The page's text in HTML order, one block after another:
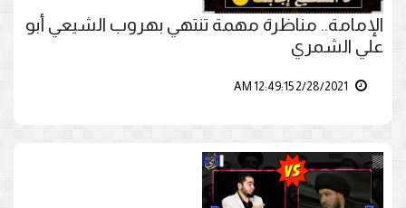
الإمامة.. مناظرة مهمة تنتهي بهروب الشيعي أبو
علي الشمري